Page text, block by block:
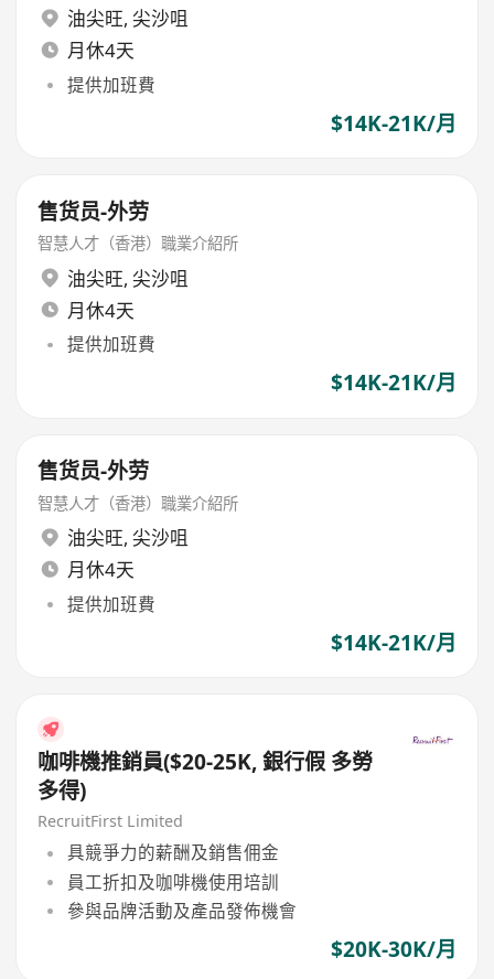
油尖旺, 尖沙咀
月休4天
提供加班費
$14K-21K/月
售货员-外劳
智慧人才（香港）職業介紹所
油尖旺, 尖沙咀
月休4天
提供加班費
$14K-21K/月
售货员-外劳
智慧人才（香港）職業介紹所
油尖旺, 尖沙咀
月休4天
提供加班費
$14K-21K/月
咖啡機推銷員($20-25K, 銀行假 多勞
多得)
RecruitFirst Limited
具競爭力的薪酬及銷售佣金
員工折扣及咖啡機使用培訓
參與品牌活動及產品發佈機會
$20K-30K/月